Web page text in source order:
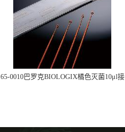
65-0010巴罗克BIOLOGIX橘色灭菌10μl接